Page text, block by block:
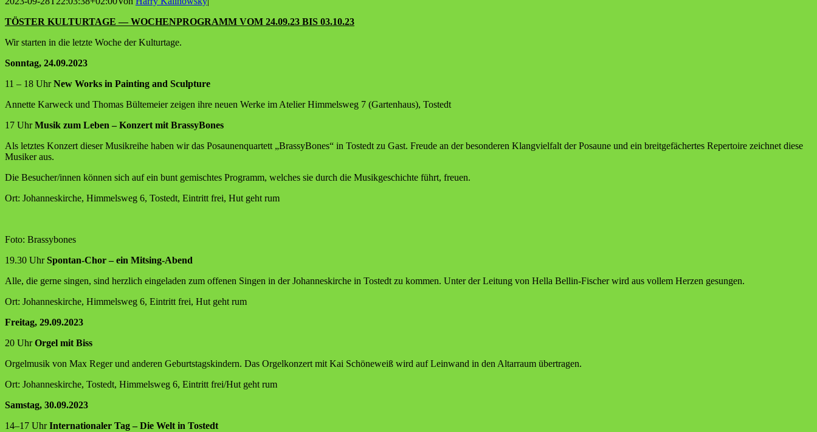
TÖSTER KULTURTAGE — WOCHENPROGRAMM VOM 24.09.23 BIS 03.10.23
Wir star­ten in die letz­te Woche der Kulturtage.
Sonn­tag, 24.09.2023
11 – 18 UhrNew Works in Pain­ting and Sculpture
Annet­te Kar­weck und Tho­mas Bül­tem­ei­er zei­gen ihre neu­en Wer­ke im Ate­lier Him­mels­weg 7 (Gar­ten­haus), Tostedt
17 UhrMusik zum Leben – Kon­zert mit BrassyBones
Als letz­tes Kon­zert die­ser Musik­rei­he haben wir das Posau­nen­quar­tett „Bras­sy­Bo­nes“ in Tostedt zu Gast. Freu­de an der beson­de­ren Klang­viel­falt der Posau­ne und ein breit­ge­fä­cher­tes Reper­toire zeich­net die­se
Musi­ker aus.
Die Besucher/innen kön­nen sich auf ein bunt gemisch­tes Pro­gramm, wel­ches sie durch die Musik­ge­schich­te führt, freuen.
Ort: Johan­nes­kir­che, Him­mels­weg 6, Tostedt, Ein­tritt frei, Hut geht rum
Foto: Bras­sy­bo­nes
19.30 UhrSpon­tan-Chor – ein Mitsing-Abend
Alle, die ger­ne sin­gen, sind herz­lich ein­ge­la­den zum offe­nen Sin­gen in der Johan­nes­kir­che in Tostedt zu kom­men. Unter der Lei­tung von Hel­la Bel­lin-Fischer wird aus vol­lem Her­zen gesungen.
Ort: Johan­nes­kir­che, Him­mels­weg 6, Ein­tritt frei, Hut geht rum
Frei­tag, 29.09.2023
20 UhrOrgel mit Biss
Orgel­mu­sik von Max Reger und ande­ren Geburts­tags­kin­dern. Das Orgel­kon­zert mit Kai Schö­ne­weiß wird auf Lein­wand in den Altar­raum übertragen.
Ort: Johan­nes­kir­che, Tostedt, Him­mels­weg 6, Ein­tritt frei/Hut geht rum
Sams­tag, 30.09.2023
14–17 UhrInter­na­tio­na­ler Tag – Die Welt in Tostedt